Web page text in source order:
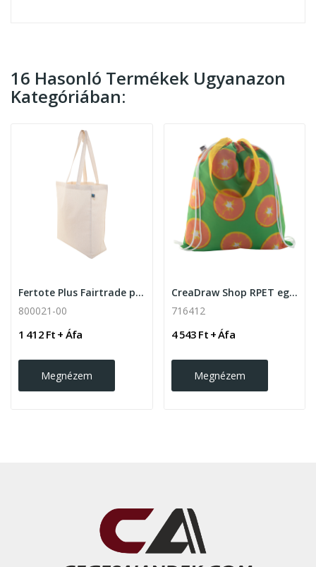
16 Hasonló Termékek Ugyanazon
Kategóriában:
Fertote Plus Fairtrade pamut bevásárlótáska ,...
800021-00
1 412 Ft + Áfa
Megnézem
CreaDraw Shop RPET egyediesíthető...
716412
4 543 Ft + Áfa
Megnézem